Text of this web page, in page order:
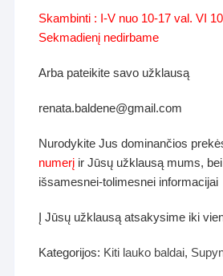
Skambinti : I-V nuo 10-17 val. VI
Sekmadienį nedirbame
Arba pateikite savo užklausą
renata.baldene@gmail.com
Nurodykite Jus dominančios
numerį ir Jūsų užklausą mums,
išsamesnei-tolimesnei informacijai
Į Jūsų užklausą atsakysime iki
Kategorijos: Kiti lauko baldai,